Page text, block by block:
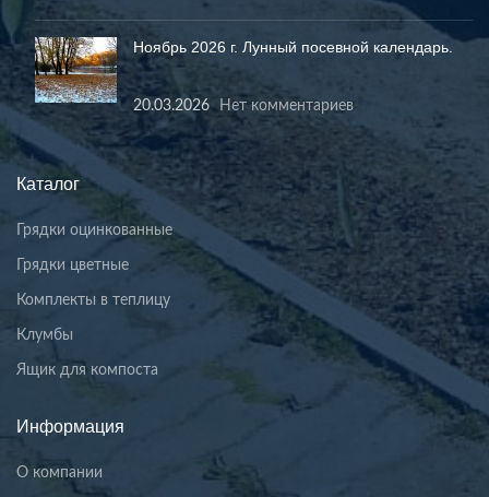
Ноябрь 2026 г. Лунный посевной календарь.
20.03.2026 Нет комментариев
Каталог
Грядки оцинкованные
Грядки цветные
Комплекты в теплицу
Клумбы
Ящик для компоста
Информация
О компании